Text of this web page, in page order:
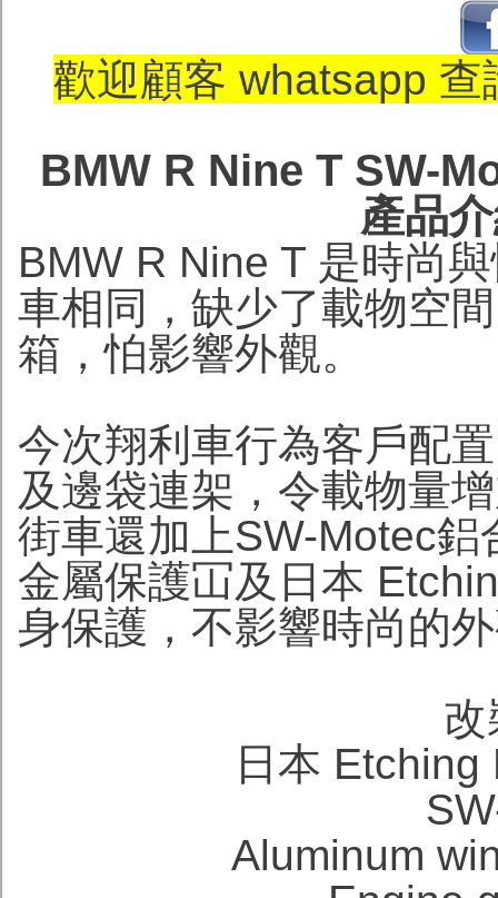
歡迎顧客 whatsapp
BMW R Nine T SW-
產品
BMW R Nine T 是時尚
車相同，缺少了載物空
箱，怕影響外觀。
今次翔利車行為客戶配
及邊袋連架，令載物量
街車還加上SW-Motec
金屬保護冚及日本
身保護，不影響時尚的
改
日本
Aluminum